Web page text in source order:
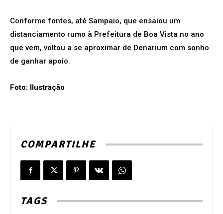
Conforme fontes, até Sampaio, que ensaiou um
distanciamento rumo à Prefeitura de Boa Vista no ano
que vem, voltou a se aproximar de Denarium com sonho
de ganhar apoio.
Foto: Ilustração
COMPARTILHE
TAGS